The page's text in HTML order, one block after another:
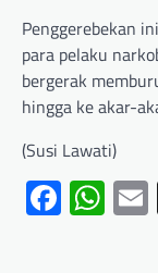
Penggerebekan
para pelaku
bergerak
hingga ke akar-
(Susi Lawati)